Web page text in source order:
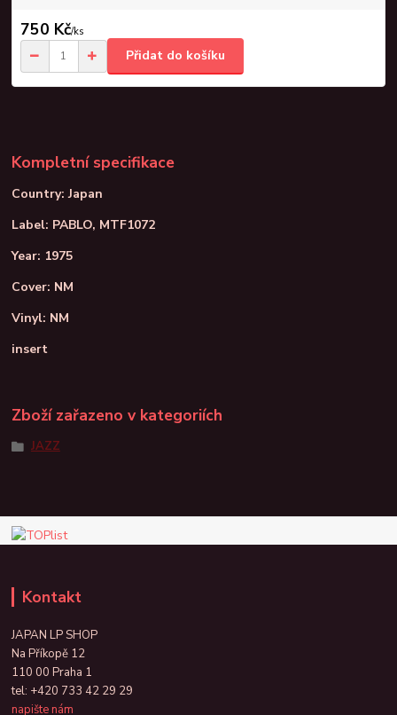
750 Kč/ks
Přidat do košíku
Kompletní specifikace
Country: Japan
Label: PABLO, MTF1072
Year: 1975
Cover: NM
Vinyl: NM
insert
Zboží zařazeno v kategoriích
JAZZ
Kontakt
JAPAN LP SHOP
Na Příkopě 12
110 00 Praha 1
tel: +420 733 42 29 29
napište nám